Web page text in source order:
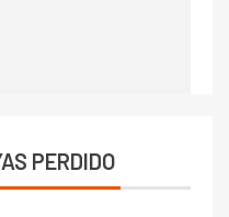
PERDIDO